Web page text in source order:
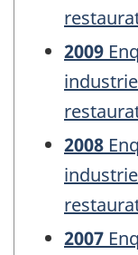
2009
2008
2007